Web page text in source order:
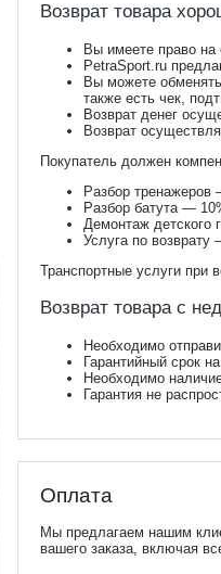
Возврат товара
Вы имеете право
PetraSport.ru
Вы можете
также есть чек,
Возврат денег
Возврат
Покупатель должен
Разбор тренажеров
Разбор батута —
Демонтаж детского
Услуга по возврату
Транспортные услуги при
Возврат товара с
Необходимо
Гарантийный срок
Необходимо
Гарантия не
Оплата
Мы предлагаем нашим
вашего заказа, включая